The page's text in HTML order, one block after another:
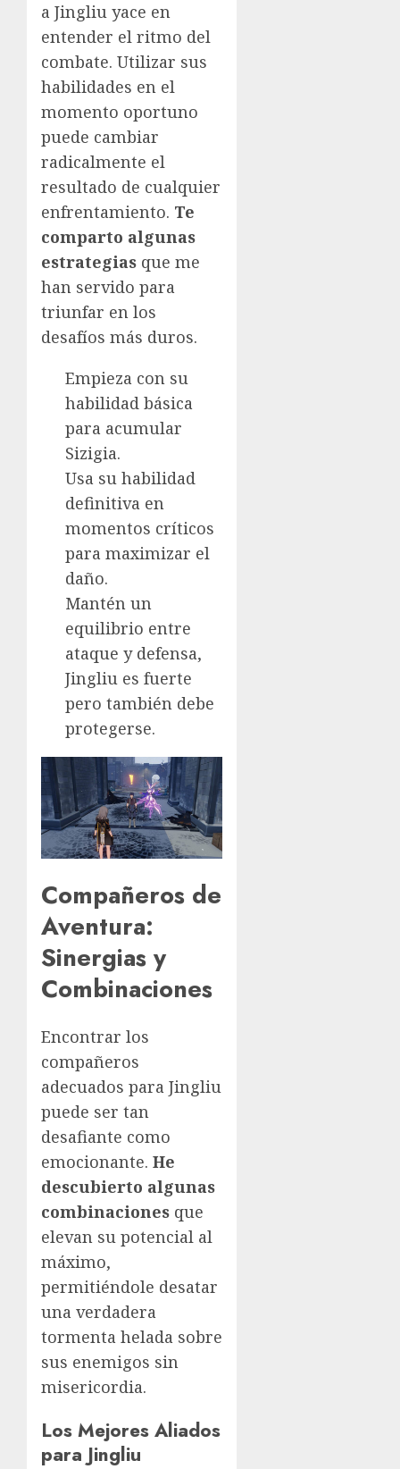
a Jingliu yace en
entender el ritmo del
combate. Utilizar sus
habilidades en el
momento oportuno
puede cambiar
radicalmente el
resultado de cualquier
enfrentamiento. Te
comparto algunas
estrategias que me
han servido para
triunfar en los
desafíos más duros.
Empieza con su
habilidad básica
para acumular
Sizigia.
Usa su habilidad
definitiva en
momentos críticos
para maximizar el
daño.
Mantén un
equilibrio entre
ataque y defensa,
Jingliu es fuerte
pero también debe
protegerse.
Compañeros de
Aventura:
Sinergias y
Combinaciones
Encontrar los
compañeros
adecuados para Jingliu
puede ser tan
desafiante como
emocionante. He
descubierto algunas
combinaciones que
elevan su potencial al
máximo,
permitiéndole desatar
una verdadera
tormenta helada sobre
sus enemigos sin
misericordia.
Los Mejores Aliados
para Jingliu